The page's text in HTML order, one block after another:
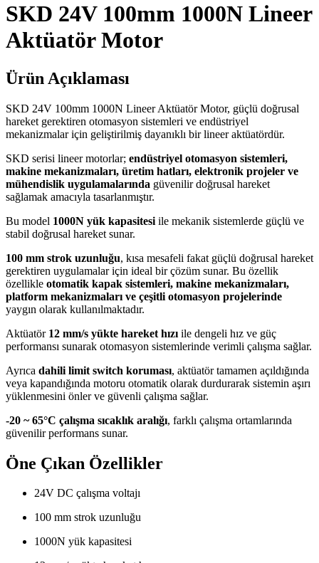
SKD 24V 100mm 1000N Lineer
Aktüatör Motor
Ürün Açıklaması
SKD 24V 100mm 1000N Lineer Aktüatör Motor, güçlü doğrusal
hareket gerektiren otomasyon sistemleri ve endüstriyel
mekanizmalar için geliştirilmiş dayanıklı bir lineer aktüatördür.
SKD serisi lineer motorlar; endüstriyel otomasyon sistemleri,
makine mekanizmaları, üretim hatları, elektronik projeler ve
mühendislik uygulamalarında güvenilir doğrusal hareket
sağlamak amacıyla tasarlanmıştır.
Bu model 1000N yük kapasitesi ile mekanik sistemlerde güçlü ve
stabil doğrusal hareket sunar.
100 mm strok uzunluğu, kısa mesafeli fakat güçlü doğrusal hareket
gerektiren uygulamalar için ideal bir çözüm sunar. Bu özellik
özellikle otomatik kapak sistemleri, makine mekanizmaları,
platform mekanizmaları ve çeşitli otomasyon projelerinde
yaygın olarak kullanılmaktadır.
Aktüatör 12 mm/s yükte hareket hızı ile dengeli hız ve güç
performansı sunarak otomasyon sistemlerinde verimli çalışma sağlar.
Ayrıca dahili limit switch koruması, aktüatör tamamen açıldığında
veya kapandığında motoru otomatik olarak durdurarak sistemin aşırı
yüklenmesini önler ve güvenli çalışma sağlar.
-20 ~ 65°C çalışma sıcaklık aralığı, farklı çalışma ortamlarında
güvenilir performans sunar.
Öne Çıkan Özellikler
24V DC çalışma voltajı
100 mm strok uzunluğu
1000N yük kapasitesi